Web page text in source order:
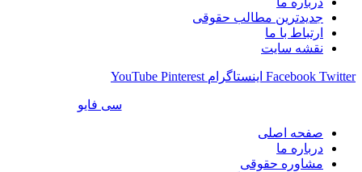
جدیدترین مطالب حقوقی
ارتباط با ما
نقشه سایت
Facebook Twitter اینستاگرام YouTube Pinterest
سی فایو
صفحه اصلی
درباره ما
مشاوره حقوقی